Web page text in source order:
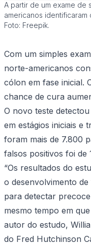
A partir de um exame
americanos
Foto: Freepik.
Com um simples
norte-americanos
cólon em fase inicial.
chance de cura
O novo teste
em estágios iniciais e
foram mais de 7.800
falsos positivos foi de
“Os resultados do
o desenvolvimento
para detectar
mesmo tempo em
autor do estudo,
do Fred Hutchinson